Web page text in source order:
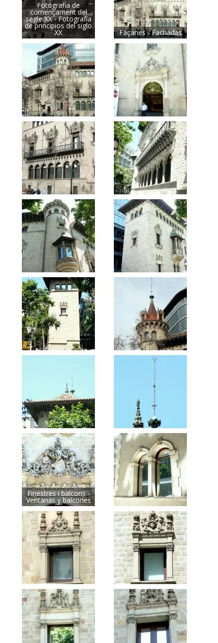
Fotografia de
començament del
segle XX - Fotografía
de principios del siglo
XX Façanes - Fachadas
Finestres i balcons -
Ventanas y balcones